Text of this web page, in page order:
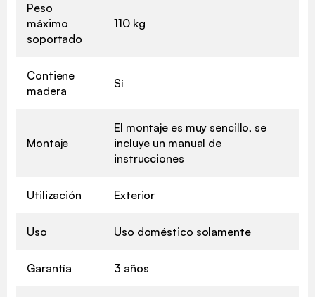
Peso
máximo
soportado
110 kg
Contiene
madera
Sí
Montaje
El montaje es muy sencillo, se
incluye un manual de
instrucciones
Utilización Exterior
Uso Uso doméstico solamente
Garantía 3 años